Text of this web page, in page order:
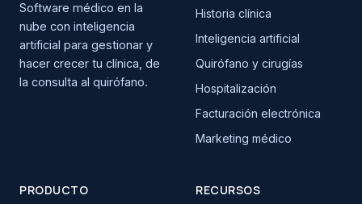
Software médico en la
nube con inteligencia
artificial para gestionar y
hacer crecer tu clínica, de
la consulta al quirófano.
Historia clínica
Inteligencia artificial
Quirófano y cirugías
Hospitalización
Facturación electrónica
Marketing médico
PRODUCTO RECURSOS